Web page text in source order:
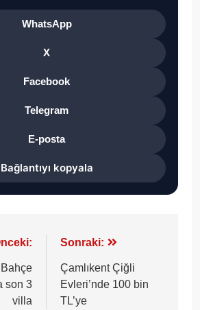
WhatsApp
X
Facebook
Telegram
E-posta
Bağlantıyı kopyala
Bahçe
son 3
villa
Sonraki:
Çamlıkent Çiğli
Evleri’nde 100 bin
TL’ye